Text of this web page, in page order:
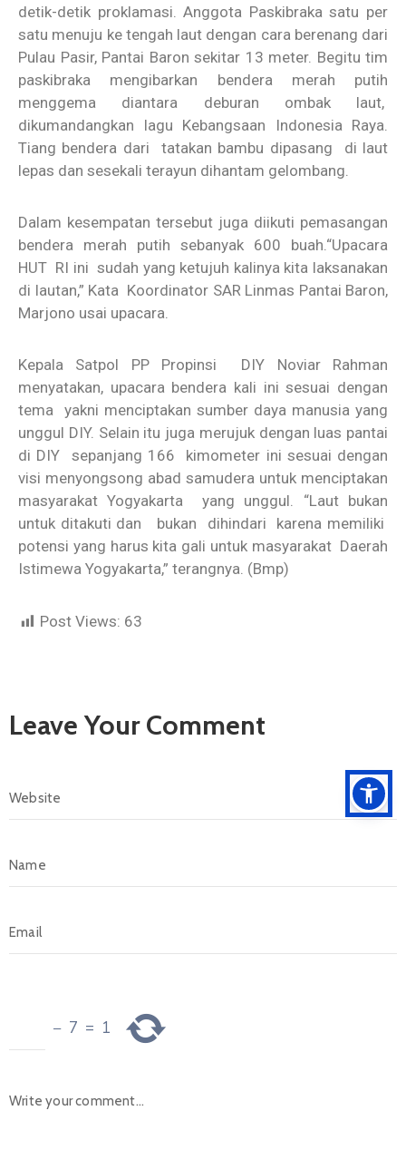
detik-detik proklamasi. Anggota Paskibraka satu per
satu menuju ke tengah laut dengan cara berenang dari
Pulau Pasir, Pantai Baron sekitar 13 meter. Begitu tim
paskibraka mengibarkan bendera merah putih
menggema diantara deburan ombak laut,
dikumandangkan lagu Kebangsaan Indonesia Raya.
Tiang bendera dari tatakan bambu dipasang di laut
lepas dan sesekali terayun dihantam gelombang.
Dalam kesempatan tersebut juga diikuti pemasangan
bendera merah putih sebanyak 600 buah.“Upacara
HUT RI ini sudah yang ketujuh kalinya kita laksanakan
di lautan,” Kata Koordinator SAR Linmas Pantai Baron,
Marjono usai upacara.
Kepala Satpol PP Propinsi DIY Noviar Rahman
menyatakan, upacara bendera kali ini sesuai dengan
tema yakni menciptakan sumber daya manusia yang
unggul DIY. Selain itu juga merujuk dengan luas pantai
di DIY sepanjang 166 kimometer ini sesuai dengan
visi menyongsong abad samudera untuk menciptakan
masyarakat Yogyakarta yang unggul. “Laut bukan
untuk ditakuti dan bukan dihindari karena memiliki
potensi yang harus kita gali untuk masyarakat Daerah
Istimewa Yogyakarta,” terangnya. (Bmp)
Post Views: 63
Leave Your Comment
− 7 = 1